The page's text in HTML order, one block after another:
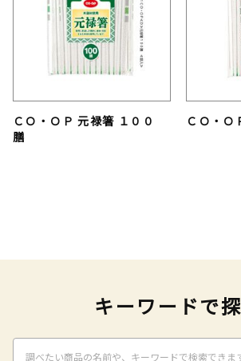
ＣＯ・ＯＰ 元禄箸 １００
膳
ＣＯ・
キーワードで